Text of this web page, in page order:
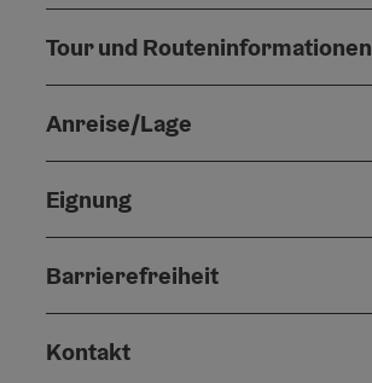
Tour und Routeninformationen
Anreise/Lage
Eignung
Barrierefreiheit
Kontakt